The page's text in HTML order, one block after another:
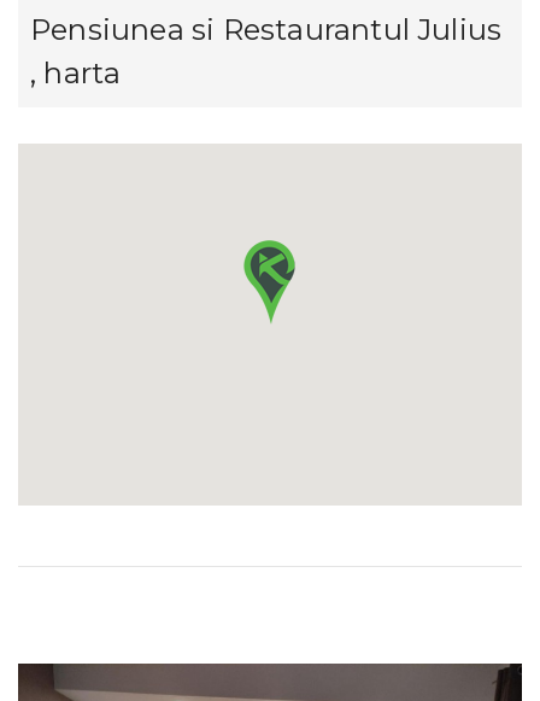
Pensiunea si Restaurantul Julius
, harta